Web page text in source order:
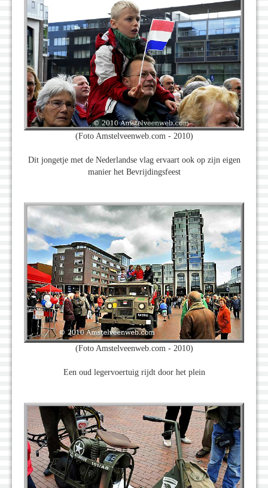
(Foto Amstelveenweb.com - 2010)
Dit jongetje met de Nederlandse vlag ervaart ook op zijn eigen
manier het Bevrijdingsfeest
(Foto Amstelveenweb.com - 2010)
Een oud legervoertuig rijdt door het plein